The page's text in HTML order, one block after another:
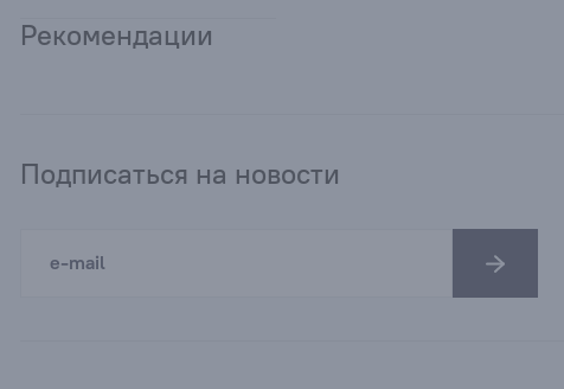
Рекомендации
Подписаться на новости